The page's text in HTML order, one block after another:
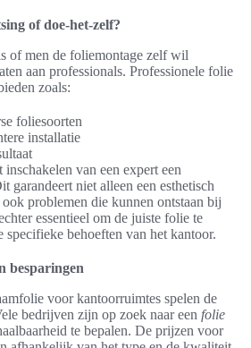
of doe-het-zelf?
of men de foliemontage zelf wil
aan professionals. Professionele folie
zoals:
foliesoorten
installatie
van een expert een
garandeert niet alleen een esthetisch
problemen die kunnen ontstaan bij
essentieel om de juiste folie te
behoeften van het kantoor.
besparingen
voor kantoorruimtes spelen de
bedrijven zijn op zoek naar een folie
te bepalen. De prijzen voor